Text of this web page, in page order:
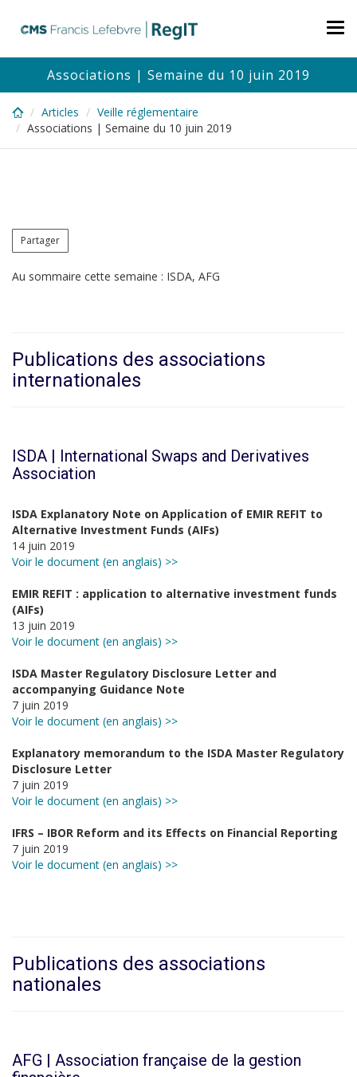
content
Associations | Semaine du 10 juin 2019
Articles
Veille réglementaire
Associations | Semaine du 10 juin 2019
Partager
Au sommaire cette semaine : ISDA, AFG
Publications des associations
internationales
ISDA | International Swaps and Derivatives
Association
ISDA Explanatory Note on Application of EMIR REFIT to
Alternative Investment Funds (AIFs)
14 juin 2019
Voir le document (en anglais) >>
EMIR REFIT : application to alternative investment funds
(AIFs)
13 juin 2019
Voir le document (en anglais) >>
ISDA Master Regulatory Disclosure Letter and
accompanying Guidance Note
7 juin 2019
Voir le document (en anglais) >>
Explanatory memorandum to the ISDA Master Regulatory
Disclosure Letter
7 juin 2019
Voir le document (en anglais) >>
IFRS – IBOR Reform and its Effects on Financial Reporting
7 juin 2019
Voir le document (en anglais) >>
Publications des associations
nationales
AFG | Association française de la gestion